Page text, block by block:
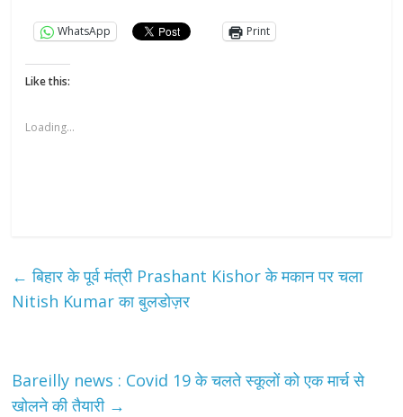
WhatsApp Print
Like this:
Loading...
← बिहार के पूर्व मंत्री Prashant Kishor के मकान पर चला
Nitish Kumar का बुलडोज़र
Bareilly news : Covid 19 के चलते स्कूलों को एक मार्च से
खोलने की तैयारी →